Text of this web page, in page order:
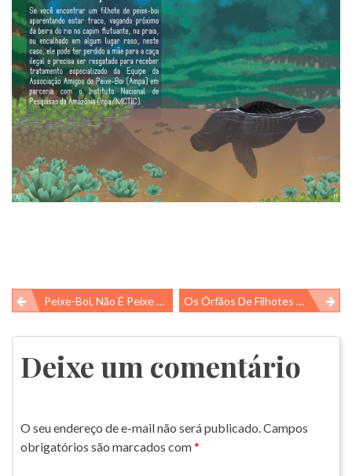
Navegação
de
Post
Peixe-Boi, Não É Peixe E Nem Boi!! Os Órfãos De Filhotes De Peixe-Boi
Deixe um comentário
O seu endereço de e-mail não será publicado.Campos
obrigatórios são marcados com*